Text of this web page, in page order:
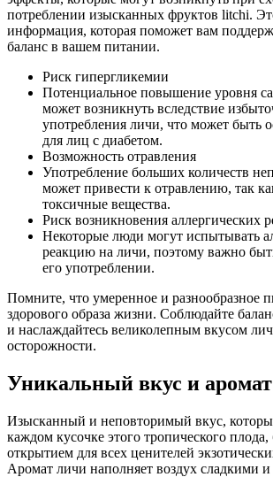
потреблении изысканных фруктов litchi.
информация, которая поможет вам
баланс в вашем питании.
Риск гипергликемии
Потенциальное повышение уровня
может возникнуть вследствие
употребления личи, что может быть
для лиц с диабетом.
Возможность отравления
Употребление больших количеств
может привести к отравлению, так
токсичные вещества.
Риск возникновения аллергических
Некоторые люди могут испытывать
реакцию на личи, поэтому важно
его употреблении.
Помните, что умеренное и разнообразное
здорового образа жизни. Соблюдайте
и наслаждайтесь великолепным вкусом
осторожности.
Уникальный вкус и аромат
Изысканный и неповторимый вкус,
каждом кусочке этого тропического
открытием для всех ценителей
Аромат личи наполняет воздух сладкими